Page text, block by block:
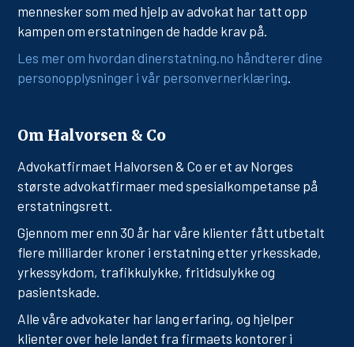
mennesker som med hjelp av advokat har tatt opp
kampen om erstatningen de hadde krav på.
Les mer om hvordan dinerstatning.no håndterer dine
personopplysninger i vår personvernerklæring
Om Halvorsen & Co
Advokatfirmaet Halvorsen & Co er et av Norges
største advokatfirmaer med spesialkompetanse på
erstatningsrett.
Gjennom mer enn 30 år har våre klienter fått utbetalt
flere milliarder kroner i erstatning etter yrkesskade,
yrkessykdom, trafikkulykke, fritidsulykke og
pasientskade.
Alle våre advokater har lang erfaring, og hjelper
klienter over hele landet fra firmaets kontorer i